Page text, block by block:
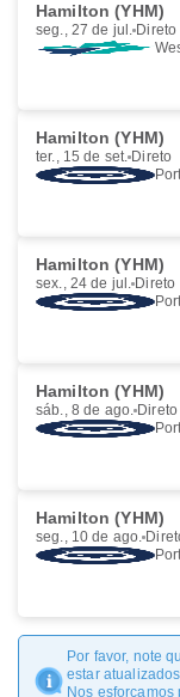
Hamilton (YHM)
seg., 27 de jul. Direto
Hamilton (YHM)
ter., 15 de set. Direto
Hamilton (YHM)
sex., 24 de jul. Direto
Hamilton (YHM)
sáb., 8 de ago. Direto
Hamilton (YHM)
seg., 10 de ago.
Por favor, note
estar
Nos